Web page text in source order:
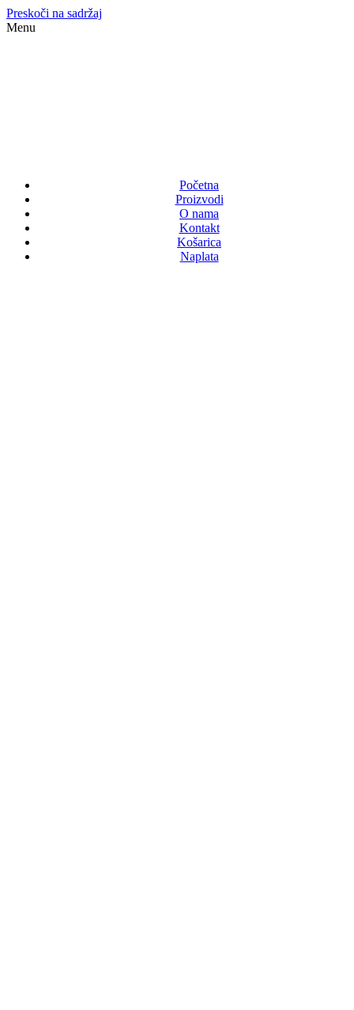
Preskoči na sadržaj
Menu
Početna
Proizvodi
O nama
Kontakt
Košarica
Naplata